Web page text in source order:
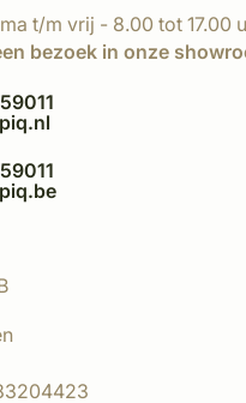
t/m vrij - 8.00 tot 17.00
bezoek in onze